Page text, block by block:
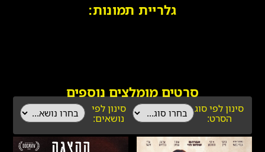
גלריית תמונות:
סרטים מומלצים נוספים
סינון לפי
נושאים:
סינון לפי סוג
הסרט: